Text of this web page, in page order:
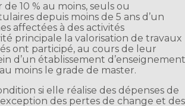
10 % au moins, seuls ou
depuis moins de 5 ans d’un
affectées à des activités
principale la valorisation de travaux
ont participé, au cours de leur
d’un établissement
moins le grade de master.
si elle réalise des dépenses de
des pertes de change et des